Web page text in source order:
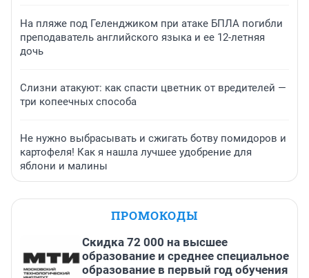
На пляже под Геленджиком при атаке БПЛА погибли
преподаватель английского языка и ее 12-летняя
дочь
Слизни атакуют: как спасти цветник от вредителей —
три копеечных способа
Не нужно выбрасывать и сжигать ботву помидоров и
картофеля! Как я нашла лучшее удобрение для
яблони и малины
ПРОМОКОДЫ
Скидка 72 000 на высшее
образование и среднее специальное
образование в первый год обучения